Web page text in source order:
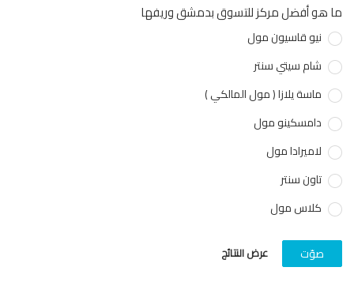
أفضل مركز للتسوق بدمشق وريفها
نيو قاسيون مول
شام سيتي سنتر
ماسة يلازا ( مول المالكي )
دامسكينو مول
لاميرادا مول
تاون سنتر
كلاس مول
عرض النتائج